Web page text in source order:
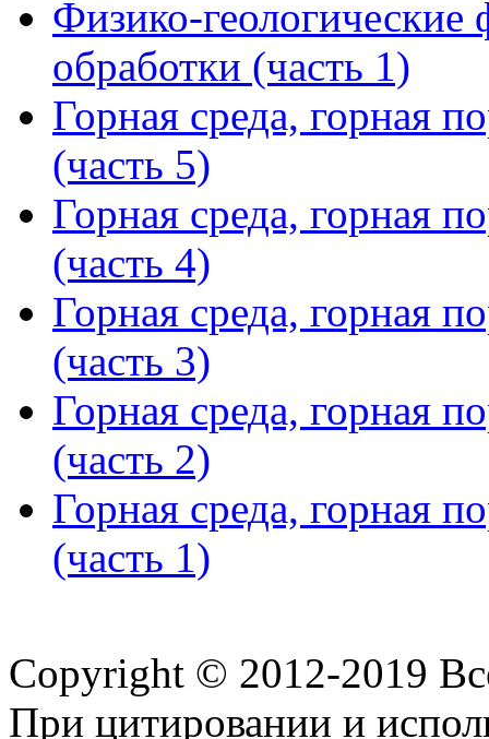
Физико-
обработки (часть 1)
Горная среда, горная
(часть 5)
Горная среда, горная
(часть 4)
Горная среда, горная
(часть 3)
Горная среда, горная
(часть 2)
Горная среда, горная
(часть 1)
Copyright © 2012-2019
При цитировании и